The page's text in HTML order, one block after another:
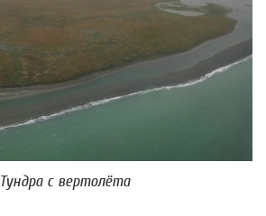
Тундра с вертолёта